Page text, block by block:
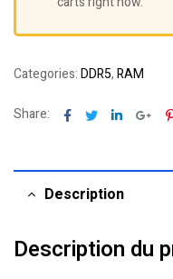
Categories:DDR5,RAM
Share: Facebook
TwitterLinkedin
Description
Description du